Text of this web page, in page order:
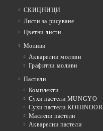
СКИЦНИЦИ
Листи за рисуване
Цветни листи
Моливи
Акварелни моливи
Графитни моливи
Пастели
Комплекти
Сухи пастели MUNGYO
Сухи пастели KOHINOOR
Маслени пастели
Акварелни пастели